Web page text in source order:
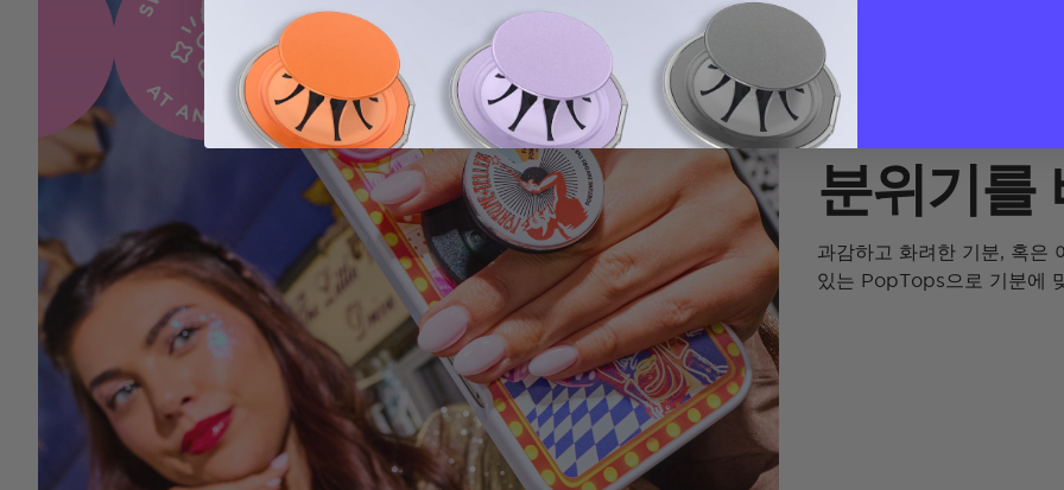
분위기를
과감하고 화려한 기분, 혹은
있는 PopTops으로 기분에